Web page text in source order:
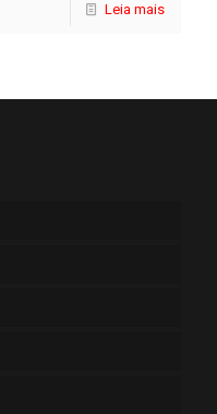
Leia mais